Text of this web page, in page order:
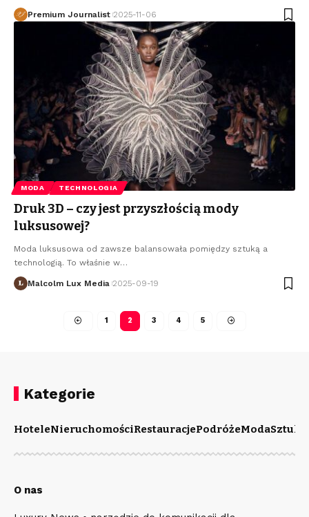
Premium Journalist 2025-11-06
MODA TECHNOLOGIA
Druk 3D – czy jest przyszłością mody
luksusowej?
Moda luksusowa od zawsze balansowała pomiędzy sztuką a
technologią. To właśnie w…
Malcolm Lux Media 2025-09-19
1 2 3 4 5
Kategorie
HoteleNieruchomościRestauracjePodróżeModaSztuka
O nas